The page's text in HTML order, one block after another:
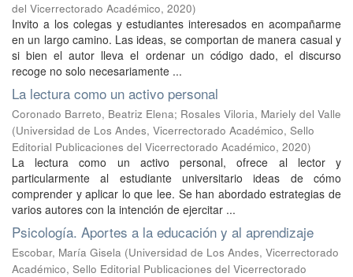
del Vicerrectorado Académico, 2020)
Invito a los colegas y estudiantes interesados en acompañarme
en un largo camino. Las ideas, se comportan de manera casual y
si bien el autor lleva el ordenar un código dado, el discurso
recoge no solo necesariamente ...
La lectura como un activo personal
Coronado Barreto, Beatriz Elena; Rosales Viloria, Mariely del Valle
(Universidad de Los Andes, Vicerrectorado Académico, Sello
Editorial Publicaciones del Vicerrectorado Académico, 2020)
La lectura como un activo personal, ofrece al lector y
particularmente al estudiante universitario ideas de cómo
comprender y aplicar lo que lee. Se han abordado estrategias de
varios autores con la intención de ejercitar ...
Psicología. Aportes a la educación y al aprendizaje
Escobar, María Gisela (Universidad de Los Andes, Vicerrectorado
Académico, Sello Editorial Publicaciones del Vicerrectorado